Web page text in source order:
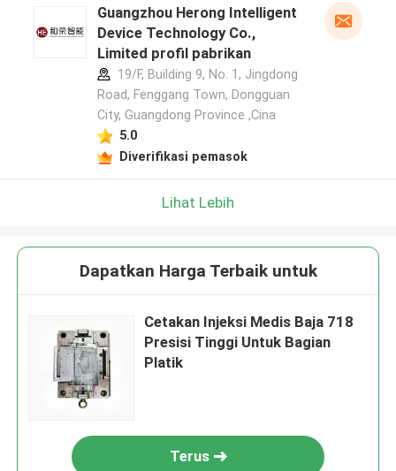
Guangzhou Herong Intelligent
Device Technology Co.,
Limited profil pabrikan
19/F, Building 9, No. 1, Jingdong
Road, Fenggang Town, Dongguan
City, Guangdong Province ,Cina
5.0
Diverifikasi pemasok
Lihat Lebih
Dapatkan Harga Terbaik untuk
Cetakan Injeksi Medis Baja 718
Presisi Tinggi Untuk Bagian
Platik
Terus